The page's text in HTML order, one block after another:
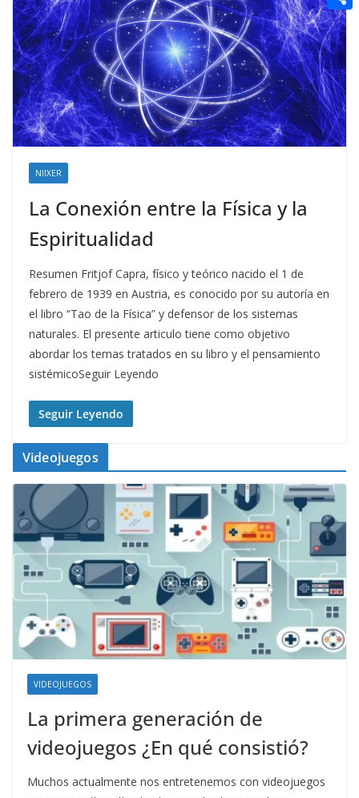
NIIXER
La Conexión entre la Física y la
Espiritualidad
Resumen Fritjof Capra, físico y teórico nacido el 1 de
febrero de 1939 en Austria, es conocido por su autoría en
el libro “Tao de la Física” y defensor de los sistemas
naturales. El presente articulo tiene como objetivo
abordar los temas tratados en su libro y el pensamiento
sistémicoSeguir Leyendo
Seguir Leyendo
Videojuegos
VIDEOJUEGOS
La primera generación de
videojuegos ¿En qué consistió?
Muchos actualmente nos entretenemos con videojuegos
n
g
e
r
e
r
e
r
e
s
t
a
i
l
e
d
d
i
t
C
o
m
p
a
r